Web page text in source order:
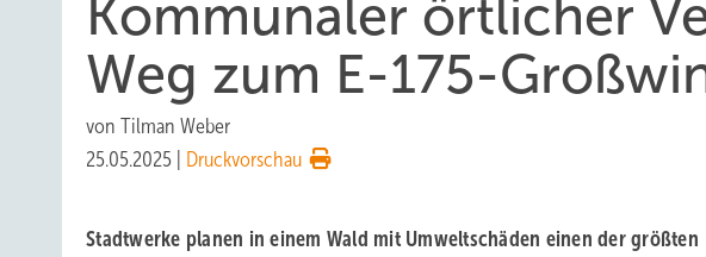
Kommunaler örtlicher
Weg zum E-175-
von Tilman Weber
25.05.2025
Druckvorschau
Stadtwerke planen in einem Wald mit Umweltschäden einen der größten